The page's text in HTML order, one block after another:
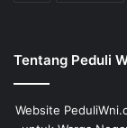
Tentang Peduli
Website